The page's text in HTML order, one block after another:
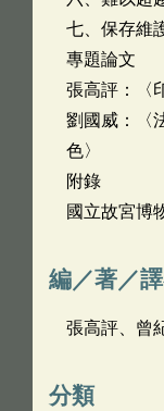
七、保存維
專題論文
張高評：〈
劉國威：〈
色〉
附錄
國立故宮博
編／著／
張高評、曾
分類